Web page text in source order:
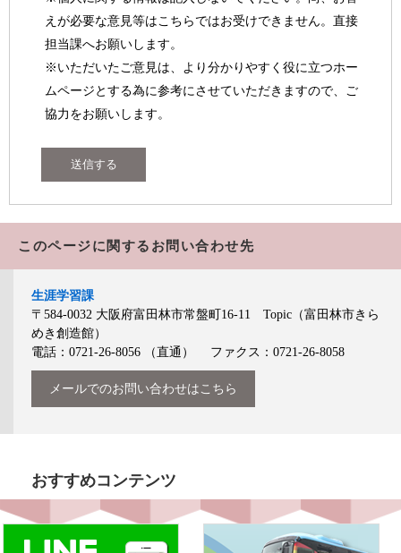
えが必要な意見等はこちらではお受けできません。直接
担当課へお願いします。
※いただいたご意見は、より分かりやすく役に立つホー
ムページとする為に参考にさせていただきますので、ご
協力をお願いします。
このページに関するお問い合わせ先
生涯学習課
〒584-0032 大阪府富田林市常盤町16-11 Topic（富田林市きら
めき創造館）
電話：0721-26-8056
（直通） ファクス：0721-26-8058
メールでのお問い合わせはこちら
おすすめコンテンツ